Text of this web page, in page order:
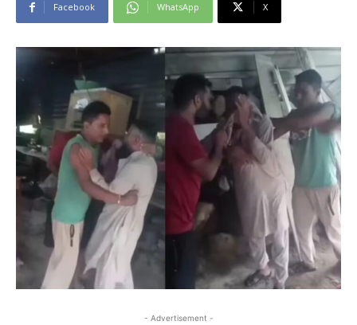
Facebook WhatsApp X
- Advertisement -